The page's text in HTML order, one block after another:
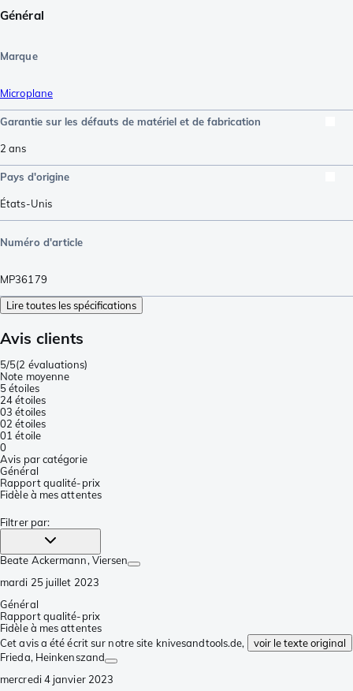
Général
Marque
Microplane
Garantie sur les défauts de matériel et de fabrication
2 ans
Pays d'origine
États-Unis
Numéro d'article
MP36179
Lire toutes les spécifications
Avis clients
5/5(2 évaluations)
Note moyenne
5 étoiles
24 étoiles
03 étoiles
02 étoiles
01 étoile
0
Avis par catégorie
Général
Rapport qualité-prix
Fidèle à mes attentes
Filtrer par:
Beate Ackermann, Viersen
mardi 25 juillet 2023
Général
Rapport qualité-prix
Fidèle à mes attentes
Cet avis a été écrit sur notre site knivesandtools.de,
voir le texte original
Frieda, Heinkenszand
mercredi 4 janvier 2023